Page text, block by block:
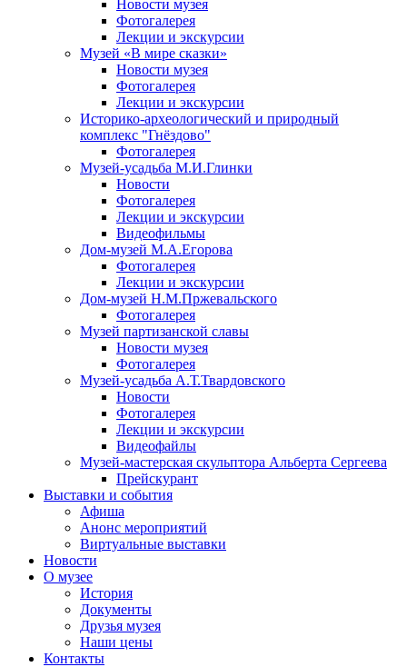
Новости музея
Фотогалерея
Лекции и экскурсии
Музей «В мире сказки»
Новости музея
Фотогалерея
Лекции и экскурсии
Историко-археологический и природный
комплекс "Гнёздово"
Фотогалерея
Музей-усадьба М.И.Глинки
Новости
Фотогалерея
Лекции и экскурсии
Видеофильмы
Дом-музей М.А.Егорова
Фотогалерея
Лекции и экскурсии
Дом-музей Н.М.Пржевальского
Фотогалерея
Музей партизанской славы
Новости музея
Фотогалерея
Музей-усадьба А.Т.Твардовского
Новости
Фотогалерея
Лекции и экскурсии
Видеофайлы
Музей-мастерская скульптора Альберта Сергеева
Прейскурант
Выставки и события
Афиша
Анонс мероприятий
Виртуальные выставки
Новости
О музее
История
Документы
Друзья музея
Наши цены
Контакты